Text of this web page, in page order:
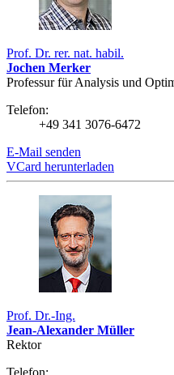
Prof. Dr. rer. nat. habil.
Jochen Merker
Professur für Analysis und
Telefon:
+49 341 3076-6472
E-Mail senden
VCard herunterladen
Prof. Dr.-Ing.
Jean-Alexander Müller
Rektor